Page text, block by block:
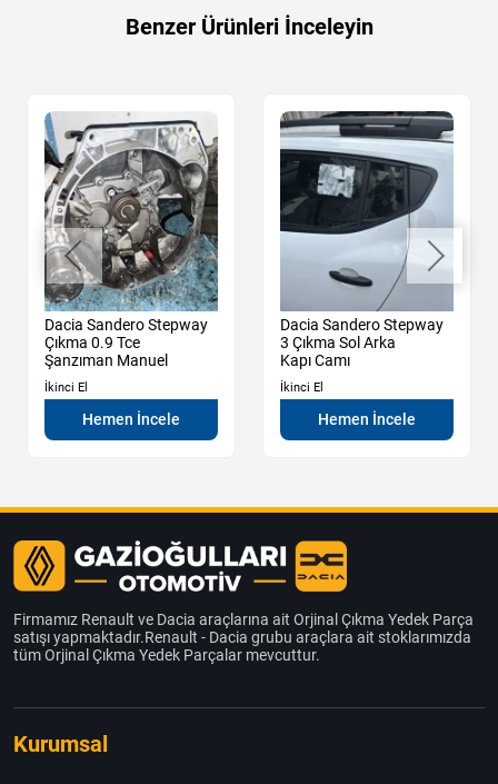
Benzer Ürünleri İnceleyin
Dacia Sandero Stepway
Çıkma 0.9 Tce
Şanzıman Manuel
İkinci El
Hemen İncele
Dacia Sandero Stepway
3 Çıkma Sol Arka
Kapı Camı
İkinci El
Hemen İncele
Firmamız Renault ve Dacia araçlarına ait Orjinal Çıkma Yedek Parça
satışı yapmaktadır.Renault - Dacia grubu araçlara ait stoklarımızda
tüm Orjinal Çıkma Yedek Parçalar mevcuttur.
Kurumsal